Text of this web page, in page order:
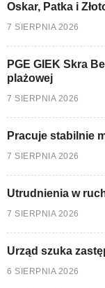
Oskar, Patka i
7 SIERPNIA 2026
PGE GIEK Skra
plażowej
7 SIERPNIA 2026
Pracuje stabilnie
7 SIERPNIA 2026
Utrudnienia w
7 SIERPNIA 2026
Urząd szuka
6 SIERPNIA 2026